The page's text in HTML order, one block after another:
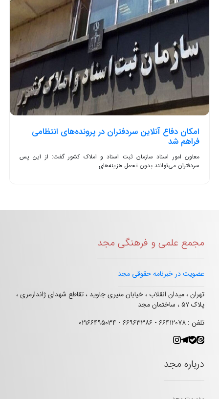
امکان دفاع آنلاین سردفتران در پرونده‌های انتظامی
فراهم شد
معاون امور اسناد سازمان ثبت اسناد و املاک کشور گفت: از این پس
سردفتران می‌توانند بدون تحمل هزینه‌های...
مجمع علمی و فرهنگی مجد
عضویت در خبرنامه حقوقی مجد
تهران ، میدان انقلاب ، خیابان منیری جاوید ، تقاطع شهدای ژاندارمری ،
پلاک ۵۷ ، ساختمان مجد
تلفن : ۶۶۴۱۲۰۷۸ - ۶۶۹۶۳۳۸۶ - ۰۲۱۶۶۴۹۵۰۳۴
درباره مجد